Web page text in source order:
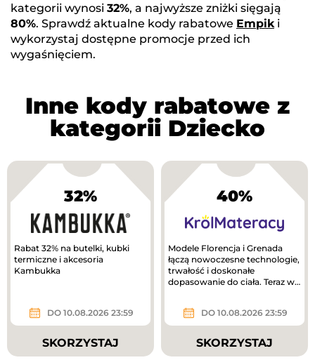
kategorii wynosi 32%, a najwyższe zniżki sięgają
80%. Sprawdź aktualne kody rabatowe Empik i
wykorzystaj dostępne promocje przed ich
wygaśnięciem.
Inne kody rabatowe z
kategorii Dziecko
32%
Rabat 32% na butelki, kubki
termiczne i akcesoria
Kambukka
DO 10.08.2026 23:59
SKORZYSTAJ
40%
Modele Florencja i Grenada
łączą nowoczesne technologie,
trwałość i doskonałe
dopasowanie do ciała. Teraz w
DO 10.08.2026 23:59
SKORZYSTAJ